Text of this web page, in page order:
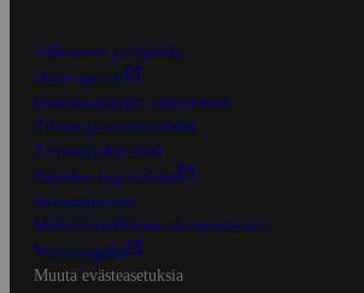
S-Business yrityksille
Oiva-raportit
Osuuskauppojen yhteystiedot
Tilaus- ja toimitusehdot
Tietosuojakäytäntö
Palvelun käyttöehdot
Saavutettavuus
Mobiilisovelluksen saavutettavuus
Mainostajalle
Muuta evästeasetuksia